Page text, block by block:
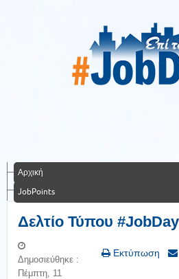
Αρχική
JobPoints
Δελτίο Τύπου
Εκτύπωση
Δημοσιεύθηκε :
Πέμπτη, 11